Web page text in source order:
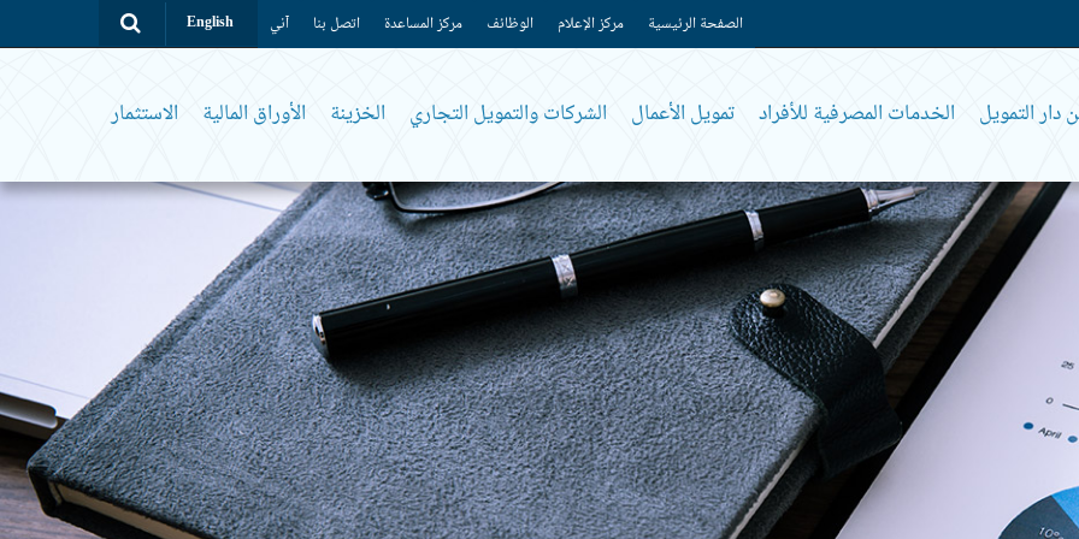
الصفحة الرئيسية مركز الإعلام الوظائف مركز المساعدة اتصل بنا آني English
دار التمويل الخدمات المصرفية للأفراد تمويل الأعمال الشركات والتمويل التجاري الخزينة الأوراق المالية الاستثمار